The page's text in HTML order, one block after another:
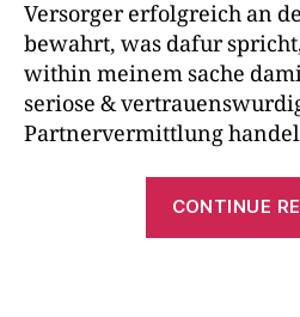
Versorger erfolgreich an
bewahrt, was dafur
within meinem sache
seriose &
Partnervermittlung
CONTINUE